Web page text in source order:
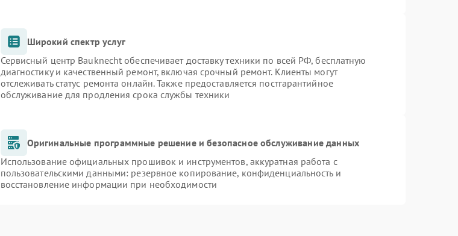
Широкий спектр услуг
Сервисный центр Bauknecht обеспечивает доставку техники по всей РФ, бесплатную
диагностику и качественный ремонт, включая срочный ремонт. Клиенты могут
отслеживать статус ремонта онлайн. Также предоставляется постгарантийное
обслуживание для продления срока службы техники
Оригинальные программные решение и безопасное обслуживание данных
Использование официальных прошивок и инструментов, аккуратная работа с
пользовательскими данными: резервное копирование, конфиденциальность и
восстановление информации при необходимости